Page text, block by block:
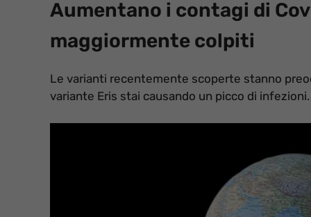
Aumentano i contagi di
maggiormente colpiti
Le varianti recentemente scoperte stanno
variante Eris stai causando un picco di infezioni.